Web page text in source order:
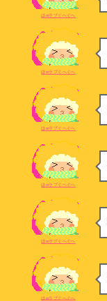
ほmラブぐへぐへ
ほmラブぐへぐへ
ほmラブぐへぐへ
ほmラブぐへぐへ
ほmラブぐへぐへ
ほmラブぐへぐへ